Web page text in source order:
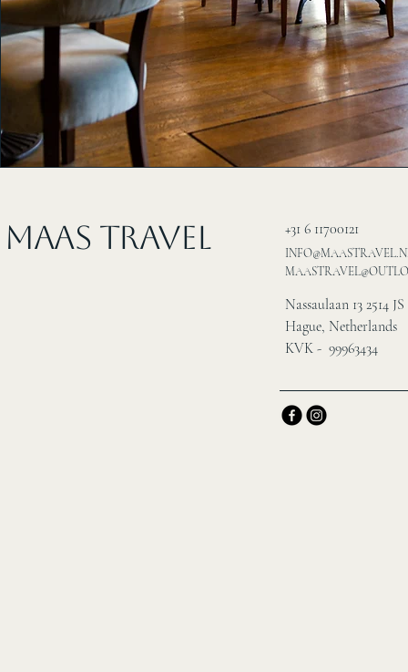
MAAS Travel +31 6 11700121
Nassaulaan 13 2514
Hague, Netherlands
KVK - 99963434